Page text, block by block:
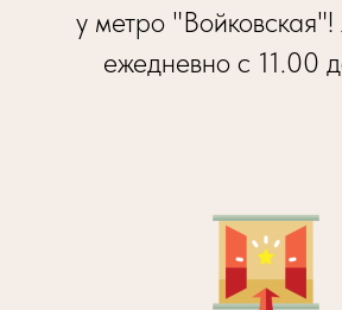
у метро
ежедневно с 11.00